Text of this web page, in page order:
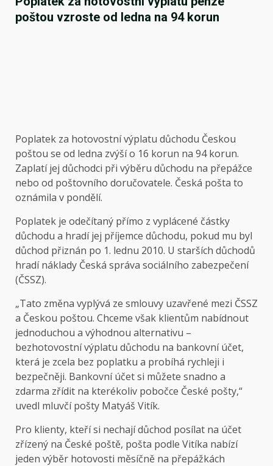
poštou vzroste od ledna na 94 korun
Poplatek za hotovostní výplatu důchodu Českou
poštou se od ledna zvýší o 16 korun na 94 korun.
Zaplatí jej důchodci při výběru důchodu na přepážce
nebo od poštovního doručovatele. Česká pošta to
oznámila v pondělí.
Poplatek je odečítaný přímo z vyplácené částky
důchodu a hradí jej příjemce důchodu, pokud mu byl
důchod přiznán po 1. lednu 2010. U starších důchodů
hradí náklady Česká správa sociálního zabezpečení
(ČSSZ).
„Tato změna vyplývá ze smlouvy uzavřené mezi ČSSZ
a Českou poštou. Chceme však klientům nabídnout
jednoduchou a výhodnou alternativu –
bezhotovostní výplatu důchodu na bankovní účet,
která je zcela bez poplatku a probíhá rychleji i
bezpečněji. Bankovní účet si můžete snadno a
zdarma zřídit na kterékoliv pobočce České pošty,“
uvedl mluvčí pošty Matyáš Vitík.
Pro klienty, kteří si nechají důchod posílat na účet
zřízený na České poště, pošta podle Vitíka nabízí
jeden výběr hotovosti měsíčně na přepážkách